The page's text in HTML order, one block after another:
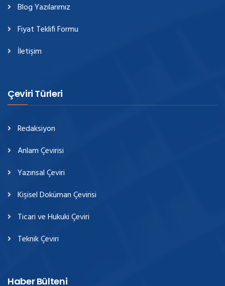
Blog Yazılarımız
Fiyat Teklifi Formu
İletişim
Çeviri Türleri
Redaksiyon
Anlam Çevirisi
Yazınsal Çeviri
Kişisel Doküman Çevirisi
Ticari ve Hukuki Çeviri
Teknik Çeviri
Haber Bülteni